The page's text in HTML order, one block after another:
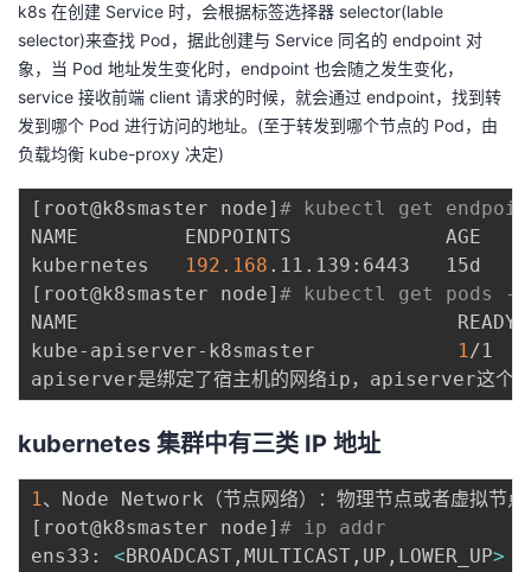
k8s 在创建 Service 时，会根据标签选择器 selector(lable
selector)来查找 Pod，据此创建与 Service 同名的 endpoint 对
象，当 Pod 地址发生变化时，endpoint 也会随之发生变化，
service 接收前端 client 请求的时候，就会通过 endpoint，找到转
发到哪个 Pod 进行访问的地址。(至于转发到哪个节点的 Pod，由
负载均衡 kube-proxy 决定)
[ root@k8smaster node] # kubectl get
NAME         ENDPOINTS             AGE
kubernetes
192.168
[ root@k8smaster node] # kubectl get pods -n
NAME                                READY
kube-apiserver-k8smaster
1/1
kubernetes 集群中有三类 IP 地址
1
[ root@k8smaster node] # ip addr
ens33: < BROADCAST,MULTICAST,UP,LOWER_UP>